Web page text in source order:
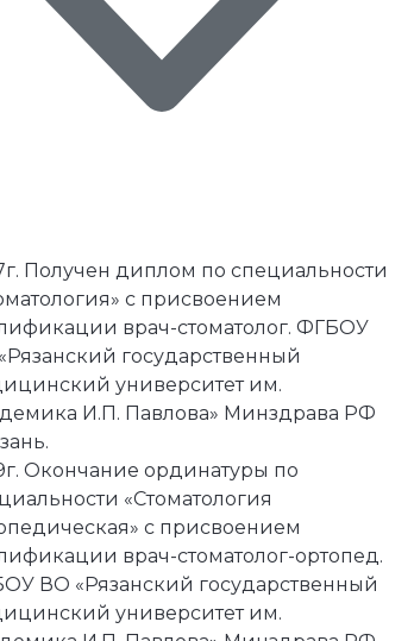
Получен диплом по специальности
с присвоением
врач-стоматолог. ФГБОУ
государственный
университет им.
И.П. Павлова» Минздрава РФ
Окончание ординатуры по
«Стоматология
с присвоением
врач-стоматолог-ортопед.
ВО «Рязанский государственный
университет им.